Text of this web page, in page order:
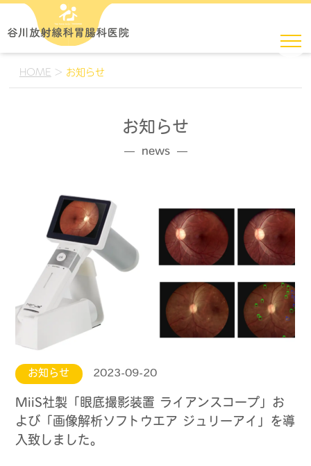
HOME > お知らせ
お知らせ
news
お知らせ 2023-09-20
MiiS社製「眼底撮影装置 ライアンスコープ」お
よび「画像解析ソフトウエア ジュリーアイ」を導
入致しました。